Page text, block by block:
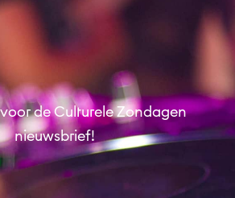
de Culturele Zondagen
nieuwsbrief!